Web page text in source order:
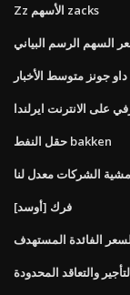
Zz الأسهم zacks
السهم الرسم البياني
داو جونز متوسط ​​الأخبار
على الانترنت ايرلندا
حقل النفط bakken
الشركات معدل لنا
فرك [أوسد]
لسعر الفائدة المستهدف
والتعاقد المحدودة